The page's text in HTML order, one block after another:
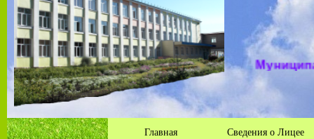
района
Главная Сведения о Лицее